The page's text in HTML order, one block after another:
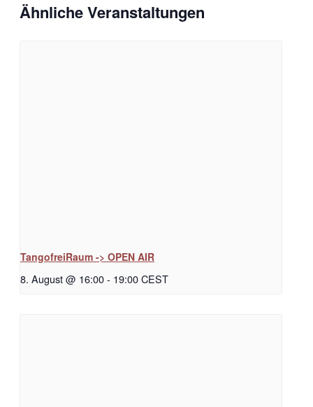
Ähnliche Veranstaltungen
TangofreiRaum -> OPEN AIR
8. August @ 16:00- 19:00CEST